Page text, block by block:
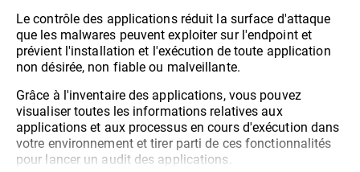
Le contrôle des applications réduit la surface d'attaque
que les malwares peuvent exploiter sur l'endpoint et
prévient l'installation et l'exécution de toute application
non désirée, non fiable ou malveillante.
Grâce à l'inventaire des applications, vous pouvez
visualiser toutes les informations relatives aux
applications et aux processus en cours d'exécution dans
votre environnement et tirer parti de ces fonctionnalités
pour lancer un audit des applications.